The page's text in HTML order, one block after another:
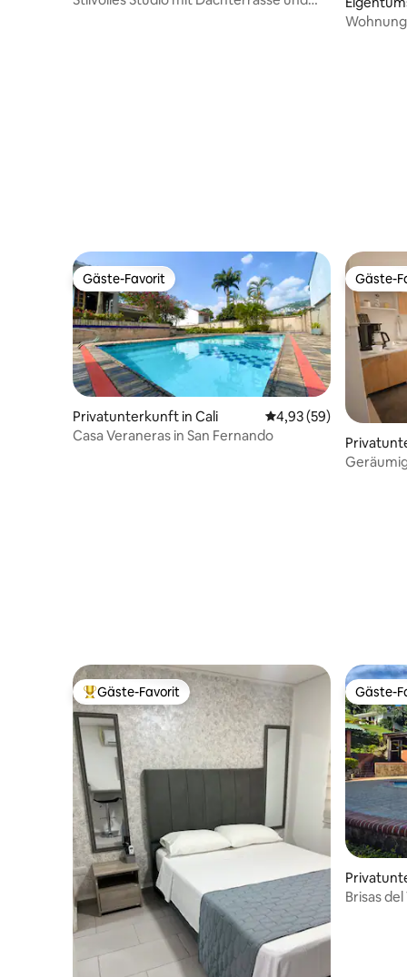
Gäste-Favorit
Gäste-Favorit
Privatunterkunft in Cali Durchschnittliche
4,93 (59)
Casa Veraneras in San Fernando
Gäste-
Gäste-
Beliebter Gäste-Favorit.
Gäste-Favorit Gäste-
Gäste-
Brisas